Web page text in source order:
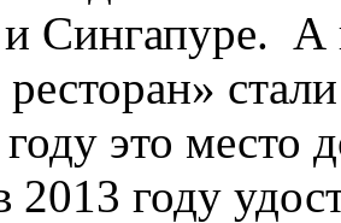
и Сингапуре.
это место
2013 году